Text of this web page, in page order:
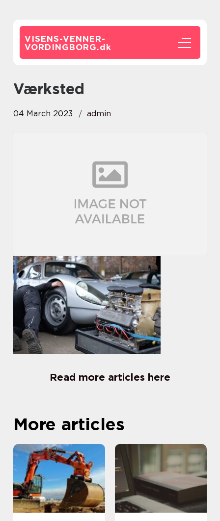
VISENS-VENNER-
VORDINGBORG.dk
værksted
04 March 2023 admin
Read more articles here
More articles